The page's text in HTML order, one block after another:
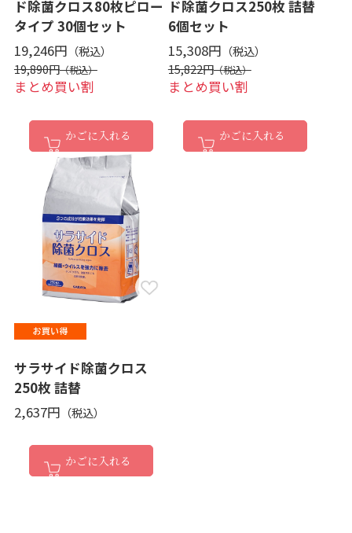
ド除菌クロス80枚ピロー
タイプ 30個セット
19,246円
19,890円
まとめ買い割
かごに入れる
ド除菌クロス250枚 詰替
6個セット
15,308円
15,822円
まとめ買い割
かごに入れる
サラサイド除菌クロス
250枚 詰替
2,637円
かごに入れる